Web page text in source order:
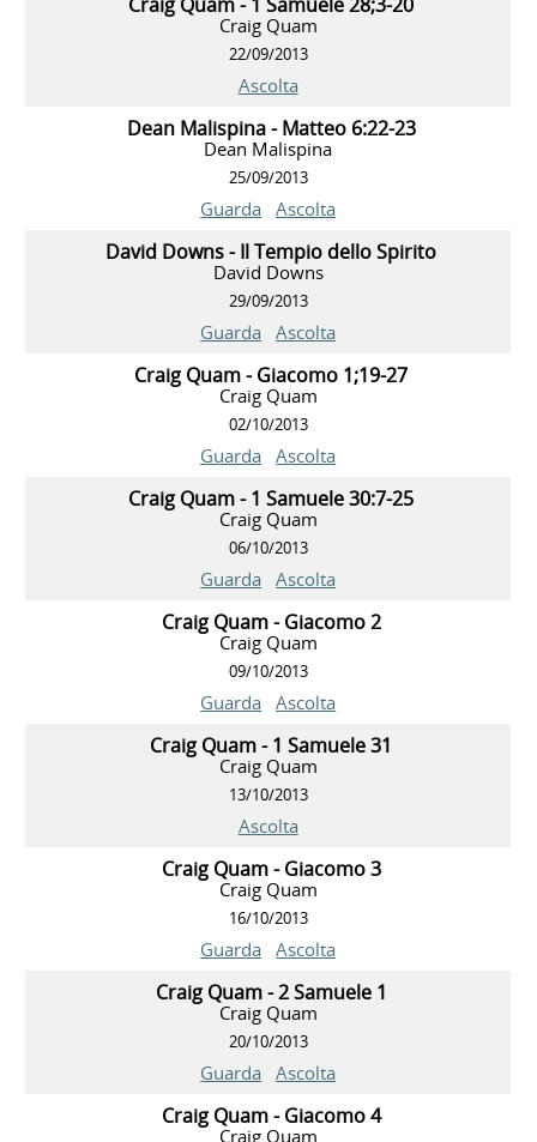
Craig Quam
22/09/2013
Ascolta
Dean Malispina - Matteo 6:22-23
Dean Malispina
25/09/2013
Guarda Ascolta
David Downs - Il Tempio dello Spirito
David Downs
29/09/2013
Guarda Ascolta
Craig Quam - Giacomo 1;19-27
Craig Quam
02/10/2013
Guarda Ascolta
Craig Quam - 1 Samuele 30:7-25
Craig Quam
06/10/2013
Guarda Ascolta
Craig Quam - Giacomo 2
Craig Quam
09/10/2013
Guarda Ascolta
Craig Quam - 1 Samuele 31
Craig Quam
13/10/2013
Ascolta
Craig Quam - Giacomo 3
Craig Quam
16/10/2013
Guarda Ascolta
Craig Quam - 2 Samuele 1
Craig Quam
20/10/2013
Guarda Ascolta
Craig Quam - Giacomo 4
Craig Quam